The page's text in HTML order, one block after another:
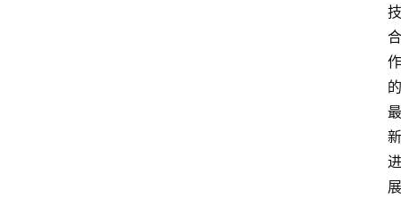
技
合
作
的
最
新
进
展